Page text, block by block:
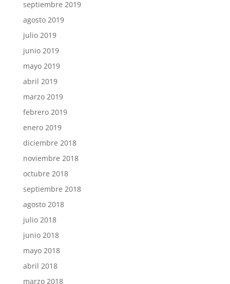
septiembre 2019
agosto 2019
julio 2019
junio 2019
mayo 2019
abril 2019
marzo 2019
febrero 2019
enero 2019
diciembre 2018
noviembre 2018
octubre 2018
septiembre 2018
agosto 2018
julio 2018
junio 2018
mayo 2018
abril 2018
marzo 2018